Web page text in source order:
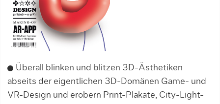
Überall blinken und blitzen 3D-Ästhetiken
abseits der eigentlichen 3D-Domänen Game- und
VR-Design und erobern Print-Plakate, City-Light-